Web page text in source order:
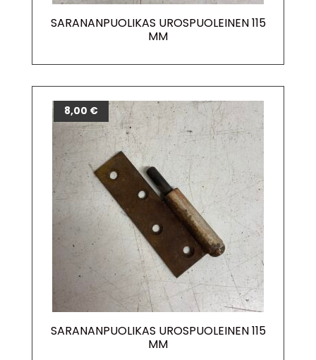
SARANANPUOLIKAS UROSPUOLEINEN 115
MM
SARANANPUOLIKAS UROSPUOLEINEN 115
MM
8,00 €